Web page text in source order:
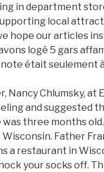
in department
local
hope our articles
logé 5 gars
était seulement à
Nancy Chlumsky, at
and suggested
three months
Father
a restaurant in
your socks off.